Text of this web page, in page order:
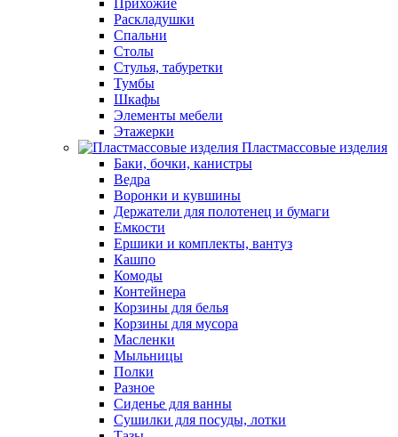
Прихожие
Раскладушки
Спальни
Столы
Стулья, табуретки
Тумбы
Шкафы
Элементы мебели
Этажерки
Пластмассовые изделия
Баки, бочки, канистры
Ведра
Воронки и кувшины
Держатели для полотенец и бумаги
Емкости
Ершики и комплекты, вантуз
Кашпо
Комоды
Контейнера
Корзины для белья
Корзины для мусора
Масленки
Мыльницы
Полки
Разное
Сиденье для ванны
Сушилки для посуды, лотки